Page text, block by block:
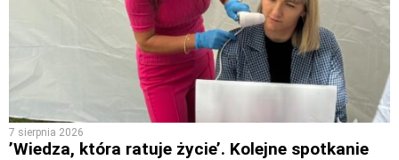
7 sierpnia 2026
’Wiedza, która ratuje życie’. Kolejne spotkanie